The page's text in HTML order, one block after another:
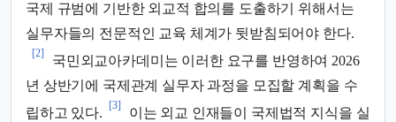
국제 규범에 기반한 외교적 합의를 도출하기 위해서는
실무자들의 전문적인 교육 체계가 뒷받침되어야 한다.
[2]
국민외교아카데미는 이러한 요구를 반영하여 2026
년 상반기에 국제관계 실무자 과정을 모집할 계획을 수
립하고 있다.
[3]
이는 외교 인재들이 국제법적 지식을 실